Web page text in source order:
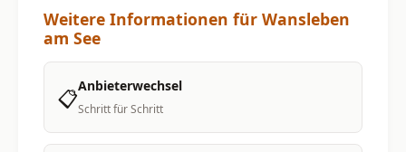
Weitere Informationen für Wansleben
am See
📋Anbieterwechsel
Schritt für Schritt